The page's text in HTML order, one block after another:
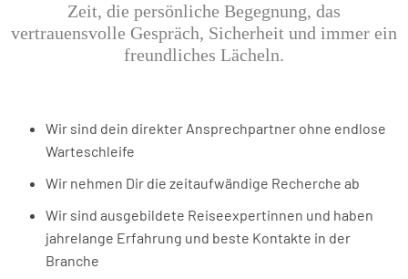
Zeit, die persönliche Begegnung, das
vertrauensvolle Gespräch, Sicherheit und immer ein
freundliches Lächeln.
Wir sind dein direkter Ansprechpartner ohne endlose
Warteschleife
Wir nehmen Dir die zeitaufwändige Recherche ab
Wir sind ausgebildete Reiseexpertinnen und haben
jahrelange Erfahrung und beste Kontakte in der
Branche